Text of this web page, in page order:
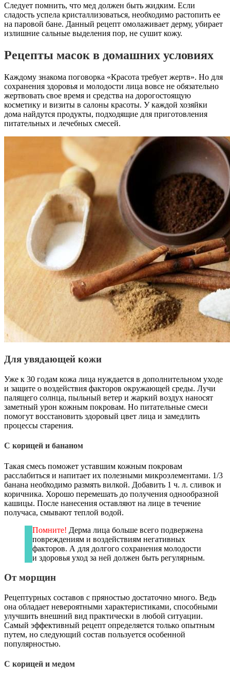
Следует помнить, что мед должен быть жидким. Если
сладость успела кристаллизоваться, необходимо растопить ее
на паровой бане. Данный рецепт омолаживает дерму, убирает
излишние сальные выделения пор, не сушит кожу.
Рецепты масок в домашних условиях
Каждому знакома поговорка «Красота требует жертв». Но для
сохранения здоровья и молодости лица вовсе не обязательно
жертвовать свое время и средства на дорогостоящую
косметику и визиты в салоны красоты. У каждой хозяйки
дома найдутся продукты, подходящие для приготовления
питательных и лечебных смесей.
Для увядающей кожи
Уже к 30 годам кожа лица нуждается в дополнительном уходе
и защите о воздействия факторов окружающей среды. Лучи
палящего солнца, пыльный ветер и жаркий воздух наносят
заметный урон кожным покровам. Но питательные смеси
помогут восстановить здоровый цвет лица и замедлить
процессы старения.
С корицей и бананом
Такая смесь поможет уставшим кожным покровам
расслабиться и напитает их полезными микроэлементами. 1/3
банана необходимо размять вилкой. Добавить 1 ч. л. сливок и
коричника. Хорошо перемешать до получения однообразной
кашицы. После нанесения оставляют на лице в течение
получаса, смывают теплой водой.
Помните! Дерма лица больше всего подвержена
повреждениям и воздействиям негативных
факторов. А для долгого сохранения молодости
и здоровья уход за ней должен быть регулярным.
От морщин
Рецептурных составов с пряностью достаточно много. Ведь
она обладает невероятными характеристиками, способными
улучшить внешний вид практически в любой ситуации.
Самый эффективный рецепт определяется только опытным
путем, но следующий состав пользуется особенной
популярностью.
С корицей и медом